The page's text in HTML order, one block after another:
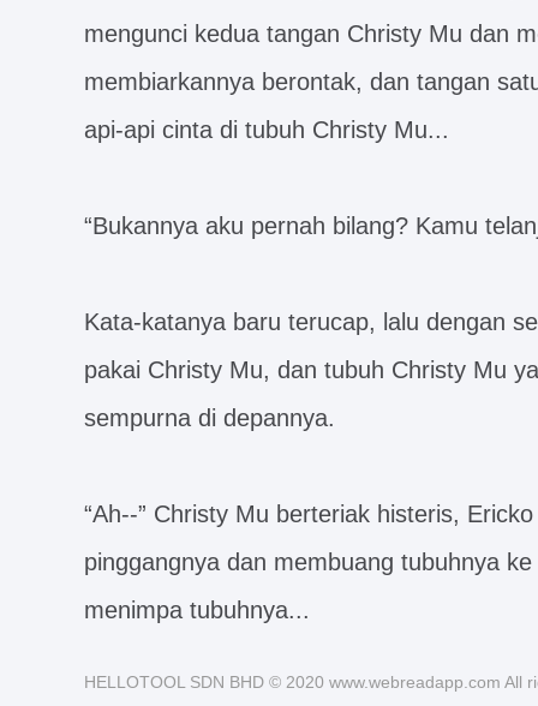
mengunci kedua tangan Christy Mu dan
membiarkannya berontak, dan tangan
api-api cinta di tubuh Christy Mu...
“Bukannya aku pernah bilang? Kamu
Kata-katanya baru terucap, lalu dengan
pakai Christy Mu, dan tubuh Christy Mu
sempurna di depannya.
“Ah--” Christy Mu berteriak histeris,
pinggangnya dan membuang tubuhnya
menimpa tubuhnya...
HELLOTOOL SDN BHD © 2020 www.webreadapp.com All